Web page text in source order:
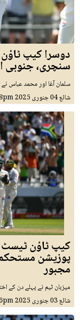
دوسرا کیپ
سنچری، جنوبی
سلمان آغا اور محمد عباس
شائع04 جنوری 2025
کیپ ٹاؤن ٹیسٹ
پوزیشن
مجبور
میزبان ٹیم نے پہلے دن کے اختتام پر 4 وکٹوں کے نقصان پر
شائع03 جنوری 2025